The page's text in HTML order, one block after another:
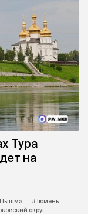
Тура
на
#Тюмень
округ